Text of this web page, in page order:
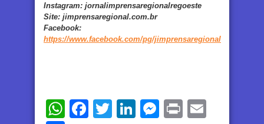
Instagram: jornalimprensaregionalregoeste
Site: jimprensaregional.com.br
Facebook:
https://www.facebook.com/pg/jimprensaregional
WhatsApp
Facebook
TwitterLinkedIn
Messenger
Print